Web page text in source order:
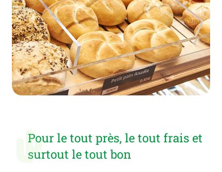
Pour le tout près, le tout frais et
surtout le tout bon